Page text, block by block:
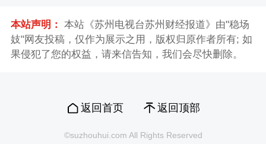
本站声明： 本站《苏州电视台苏州财经报道》由"稳场
妓"网友投稿，仅作为展示之用，版权归原作者所有; 如
果侵犯了您的权益，请来信告知，我们会尽快删除。
返回首页 返回顶部
©suzhouhui.com All Rights Reserved